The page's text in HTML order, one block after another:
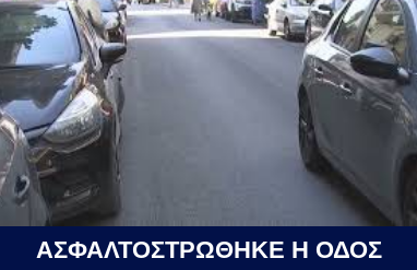
ΑΣΦΑΛΤΟΣΤΡΩΘΗΚΕ Η ΟΔΟΣ